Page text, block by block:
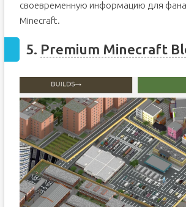
своевременную информацию для
Minecraft.
5. Premium Minecraft